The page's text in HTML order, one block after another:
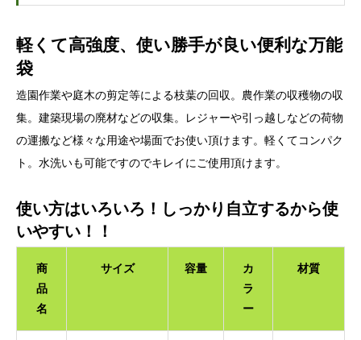
軽くて高強度、使い勝手が良い便利な万能
袋
造園作業や庭木の剪定等による枝葉の回収。農作業の収穫物の収
集。建築現場の廃材などの収集。レジャーや引っ越しなどの荷物
の運搬など様々な用途や場面でお使い頂けます。軽くてコンパク
ト。水洗いも可能ですのでキレイにご使用頂けます。
使い方はいろいろ！しっかり自立するから使
いやすい！！
商
品
名
サイズ 容量
カ
ラ
ー
材質